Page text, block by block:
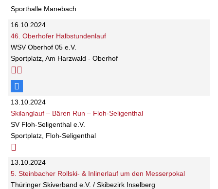
Sporthalle Manebach
16.10.2024
46. Oberhofer Halbstundenlauf
WSV Oberhof 05 e.V.
Sportplatz, Am Harzwald - Oberhof
13.10.2024
Skilanglauf – Bären Run – Floh-Seligenthal
SV Floh-Seligenthal e.V.
Sportplatz, Floh-Seligenthal
13.10.2024
5. Steinbacher Rollski- & Inlinerlauf um den Messerpokal
Thüringer Skiverband e.V. / Skibezirk Inselberg